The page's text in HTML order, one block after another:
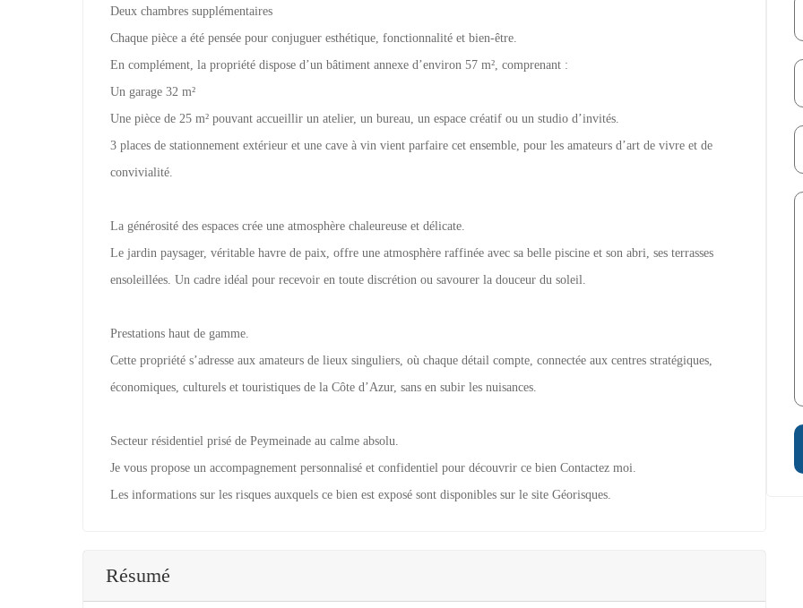
Deux chambres supplémentaires
Chaque pièce a été pensée pour conjuguer esthétique, fonctionnalité et bien-être.
En complément, la propriété dispose d’un bâtiment annexe d’environ 57 m², comprenant :
Un garage 32 m²
Une pièce de 25 m² pouvant accueillir un atelier, un bureau, un espace créatif ou un studio d’invités.
3 places de stationnement extérieur et une cave à vin vient parfaire cet ensemble, pour les amateurs d’art de vivre et de
convivialité.
La générosité des espaces crée une atmosphère chaleureuse et délicate.
Le jardin paysager, véritable havre de paix, offre une atmosphère raffinée avec sa belle piscine et son abri, ses terrasses
ensoleillées. Un cadre idéal pour recevoir en toute discrétion ou savourer la douceur du soleil.
Prestations haut de gamme.
Cette propriété s’adresse aux amateurs de lieux singuliers, où chaque détail compte, connectée aux centres stratégiques,
économiques, culturels et touristiques de la Côte d’Azur, sans en subir les nuisances.
Secteur résidentiel prisé de Peymeinade au calme absolu.
Je vous propose un accompagnement personnalisé et confidentiel pour découvrir ce bien Contactez moi.
Les informations sur les risques auxquels ce bien est exposé sont disponibles sur le site Géorisques.
Résumé